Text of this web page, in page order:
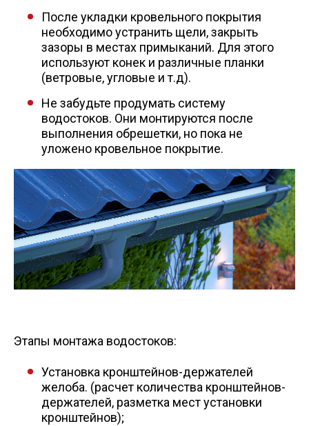
После укладки кровельного покрытия
необходимо устранить щели, закрыть
зазоры в местах примыканий. Для этого
используют конек и различные планки
(ветровые, угловые и т.д).
Не забудьте продумать систему
водостоков. Они монтируются после
выполнения обрешетки, но пока не
уложено кровельное покрытие.
Этапы монтажа водостоков:
Установка кронштейнов-держателей
желоба. (расчет количества кронштейнов-
держателей, разметка мест установки
кронштейнов);